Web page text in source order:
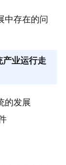
中存在的问
业运行走
的发展